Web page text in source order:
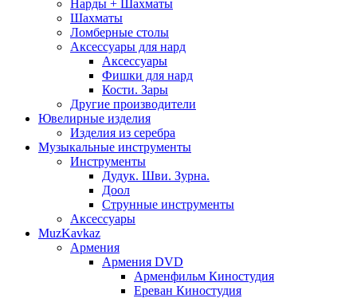
Нарды + Шахматы
Шахматы
Ломберные столы
Аксессуары для нард
Аксессуары
Фишки для нард
Кости. Зары
Другие производители
Ювелирные изделия
Изделия из серебра
Музыкальные инструменты
Инструменты
Дудук. Шви. Зурна.
Доол
Струнные инструменты
Аксессуары
MuzKavkaz
Армения
Армения DVD
Арменфильм Киностудия
Ереван Киностудия